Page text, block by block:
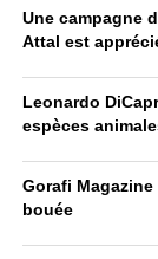
Une campagne
Attal est
Leonardo
espèces
Gorafi
bouée